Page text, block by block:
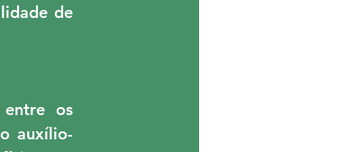
de
os
auxílio-